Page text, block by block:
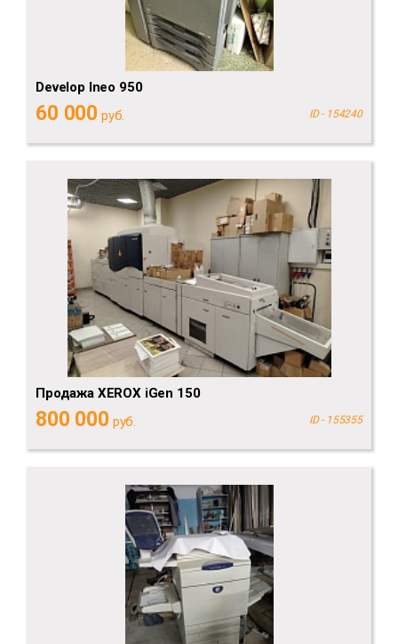
Develop Ineo 950
60 000 руб. ID - 154240
Продажа XEROX iGen 150
800 000 руб. ID - 155355